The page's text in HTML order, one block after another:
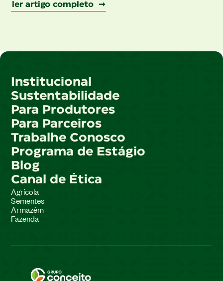
ler artigo completo ➞
Institucional
Sustentabilidade
Para Produtores
Para Parceiros
Trabalhe Conosco
Programa de Estágio
Blog
Canal de Ética
Agrícola
Sementes
Armazém
Fazenda